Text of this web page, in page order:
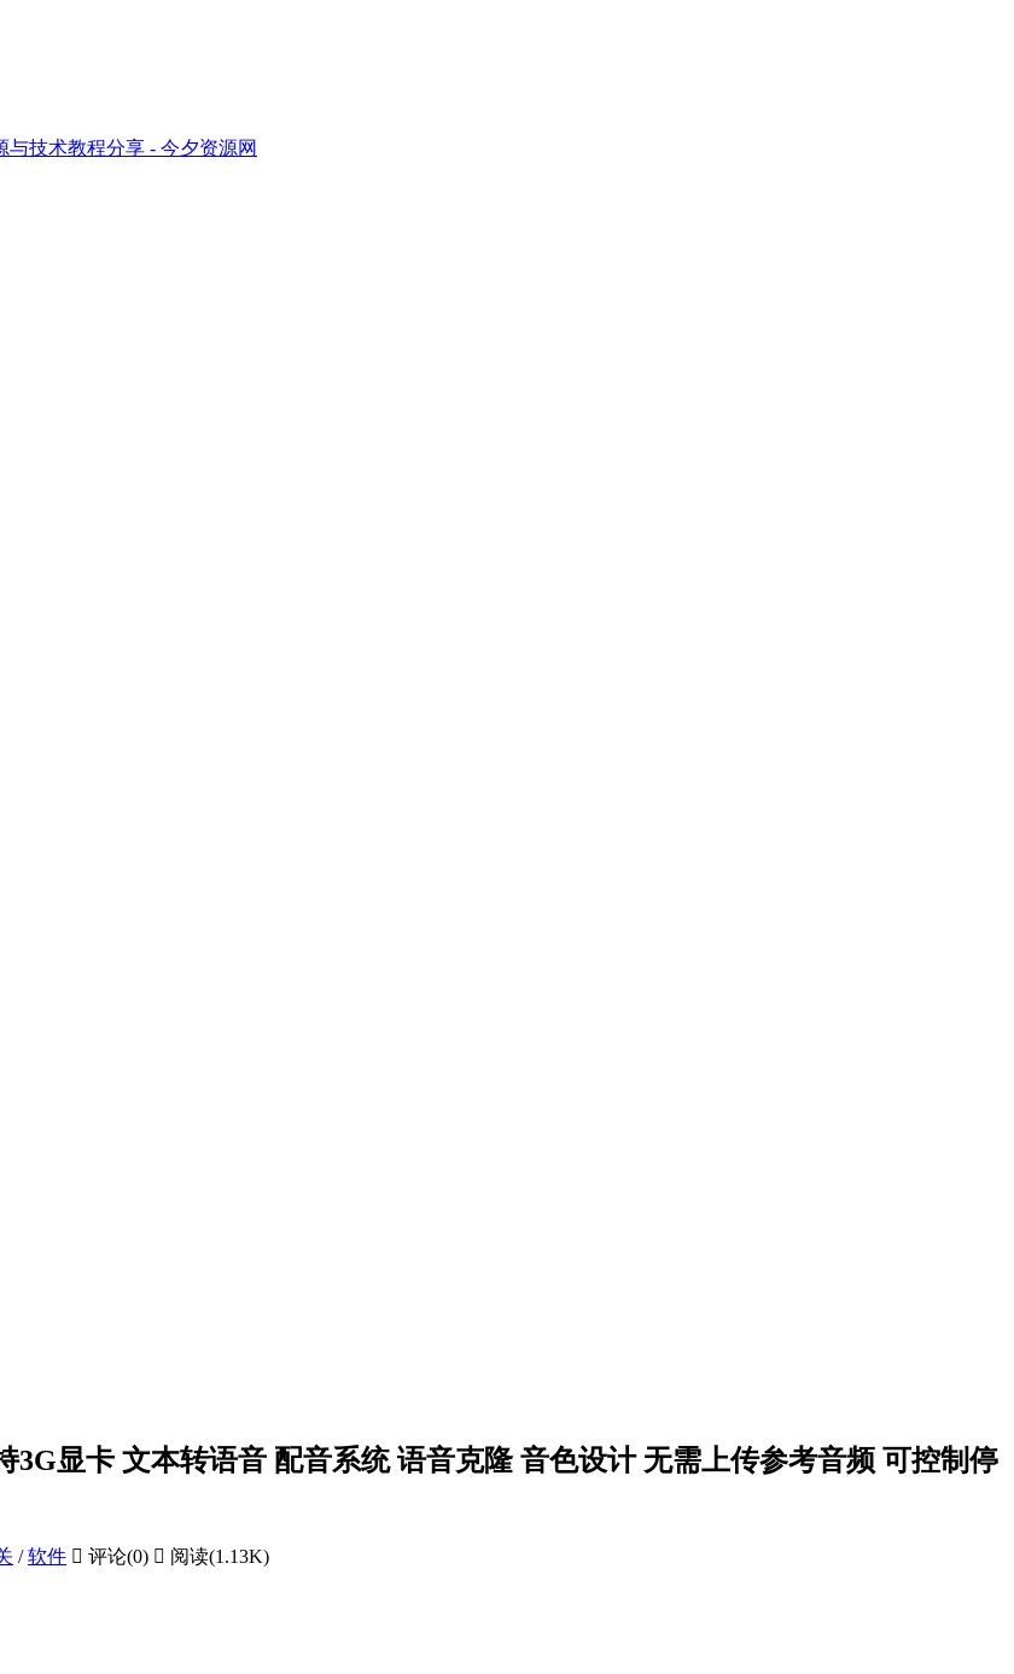
与技术教程分享 - 今夕资源网
3G显卡 文本转语音 配音系统 语音克隆 音色设计 无需上传参考音频 可控制停
/软件  评论(0)  阅读(1.13K)